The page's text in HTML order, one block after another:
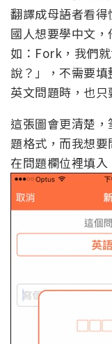
翻譯成母語者看
國人想要學中文，
如：Fork，我們
說？」，不需要
英文問題時，也只
這張圖會更清楚
題格式，而我想
在問題欄位裡填